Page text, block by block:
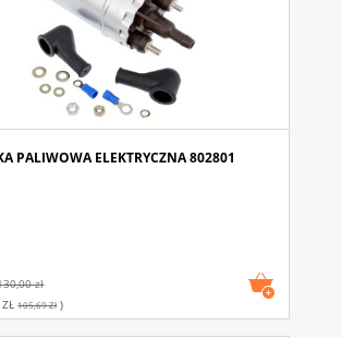
PALIWOWA ELEKTRYCZNA 802801
zł
105,69 Zł)